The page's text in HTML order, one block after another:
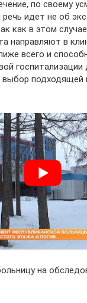
по своему
речь идет не об
как в этом
направляют в
всего и
госпитализации
подходящей
на